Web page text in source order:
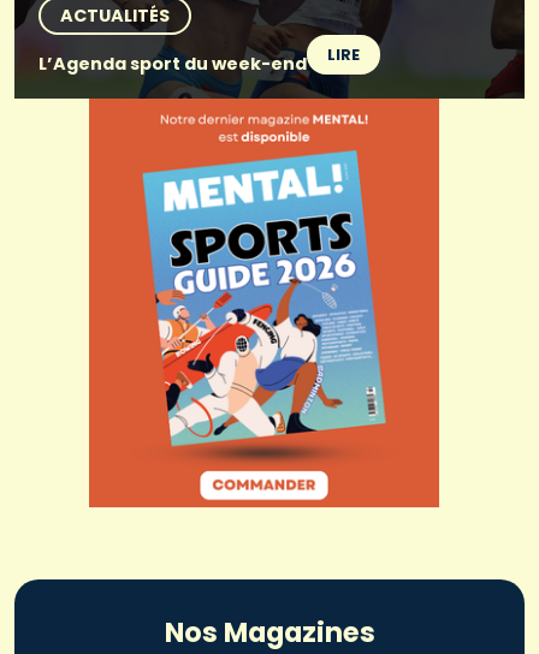
ACTUALITÉS
L’Agenda sport du week-end
LIRE
Nos Magazines